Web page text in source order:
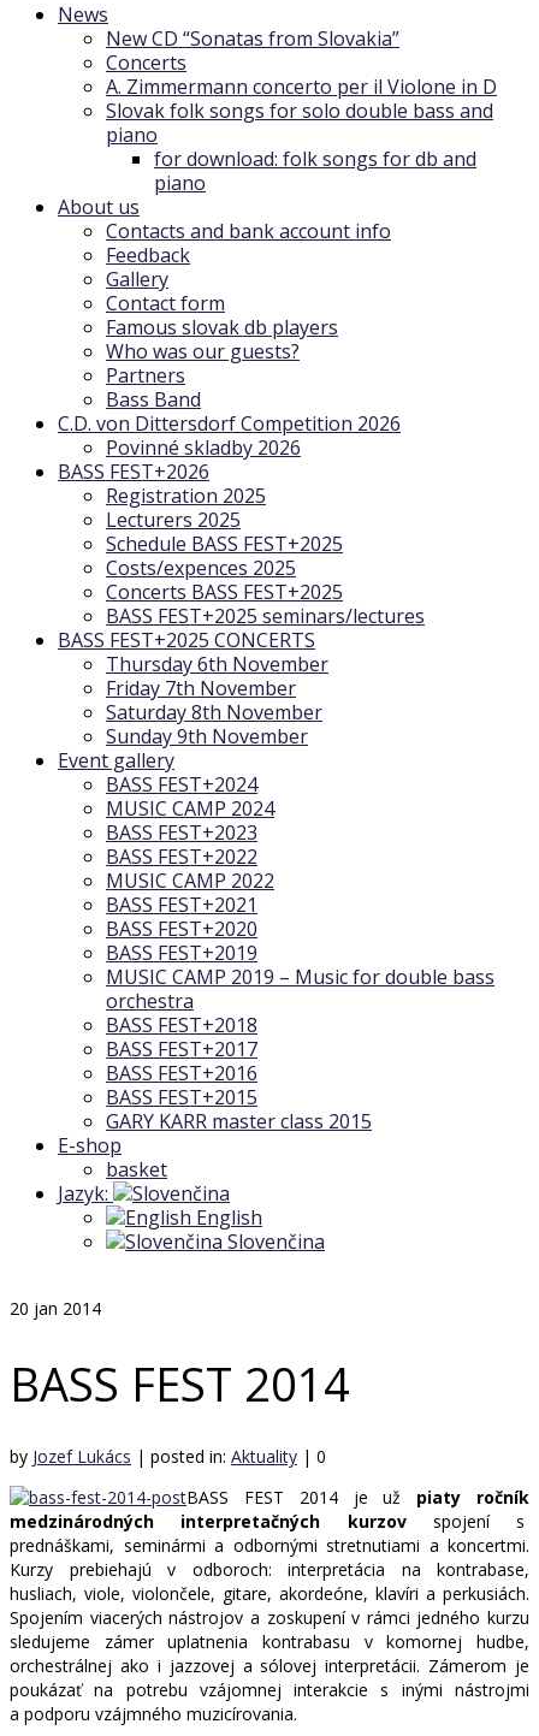
News
New CD “Sonatas from Slovakia”
Concerts
A. Zimmermann concerto per il Violone in D
Slovak folk songs for solo double bass and
piano
for download: folk songs for db and
piano
About us
Contacts and bank account info
Feedback
Gallery
Contact form
Famous slovak db players
Who was our guests?
Partners
Bass Band
C.D. von Dittersdorf Competition 2026
Povinné skladby 2026
BASS FEST+2026
Registration 2025
Lecturers 2025
Schedule BASS FEST+2025
Costs/expences 2025
Concerts BASS FEST+2025
BASS FEST+2025 seminars/lectures
BASS FEST+2025 CONCERTS
Thursday 6th November
Friday 7th November
Saturday 8th November
Sunday 9th November
Event gallery
BASS FEST+2024
MUSIC CAMP 2024
BASS FEST+2023
BASS FEST+2022
MUSIC CAMP 2022
BASS FEST+2021
BASS FEST+2020
BASS FEST+2019
MUSIC CAMP 2019 – Music for double bass
orchestra
BASS FEST+2018
BASS FEST+2017
BASS FEST+2016
BASS FEST+2015
GARY KARR master class 2015
E-shop
basket
Jazyk:
English
Slovenčina
20 jan 2014
BASS FEST 2014
by Jozef Lukács | posted in: Aktuality | 0
BASS FEST 2014 je už piaty ročník
medzinárodných interpretačných kurzovspojení s
prednáškami, seminármi a odbornými stretnutiami a koncertmi.
Kurzy prebiehajú v odboroch: interpretácia na kontrabase,
husliach, viole, violončele, gitare, akordeóne, klavíri a perkusiách.
Spojením viacerých nástrojov a zoskupení v rámci jedného kurzu
sledujeme zámer uplatnenia kontrabasu v komornej hudbe,
orchestrálnej ako i jazzovej a sólovej interpretácii. Zámerom je
poukázať na potrebu vzájomnej interakcie s inými nástrojmi
a podporu vzájmného muzicírovania.